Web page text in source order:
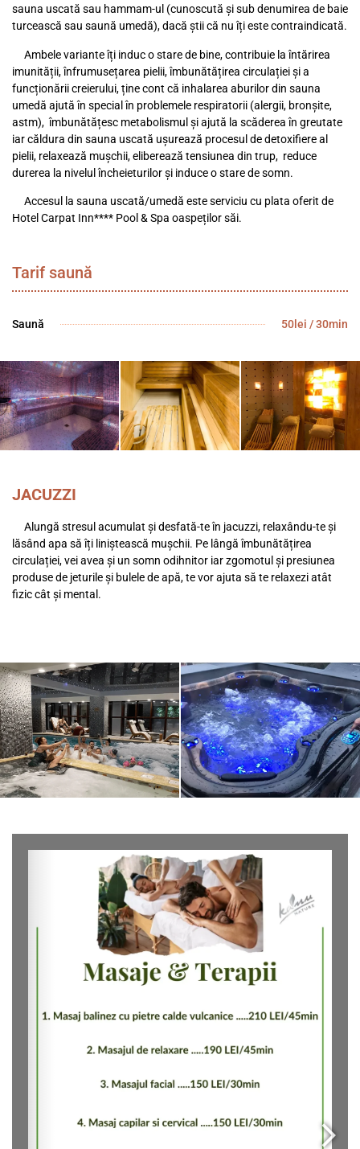
sauna uscată sau hammam-ul (cunoscută și sub denumirea de baie
turcească sau saună umedă), dacă știi că nu îți este contraindicată.
Ambele variante îți induc o stare de bine, contribuie la întărirea
imunității, înfrumusețarea pielii, îmbunătățirea circulației și a
funcționării creierului, ține cont că inhalarea aburilor din sauna
umedă ajută în special în problemele respiratorii (alergii, bronșite,
astm), îmbunătățesc metabolismul și ajută la scăderea în greutate
iar căldura din sauna uscată ușurează procesul de detoxifiere al
pielii, relaxează mușchii, eliberează tensiunea din trup, reduce
durerea la nivelul încheieturilor și induce o stare de somn.
Accesul la sauna uscată/umedă este serviciu cu plata oferit de
Hotel Carpat Inn**** Pool & Spa oaspeților săi.
Tarif saună
Saună 50lei / 30min
JACUZZI
Alungă stresul acumulat și desfată-te în jacuzzi, relaxându-te și
lăsând apa să îți liniștească mușchii. Pe lângă îmbunătățirea
circulației, vei avea și un somn odihnitor iar zgomotul și presiunea
produse de jeturile și bulele de apă, te vor ajuta să te relaxezi atât
fizic cât și mental.